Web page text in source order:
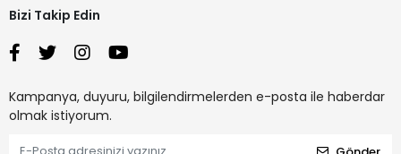
Bizi Takip Edin
Kampanya, duyuru, bilgilendirmelerden e-posta ile haberdar
olmak istiyorum.